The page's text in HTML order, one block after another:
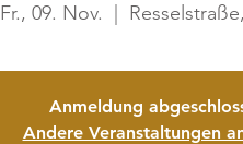
Fr., 09. Nov.
Anmeldung
Andere Veranstaltungen